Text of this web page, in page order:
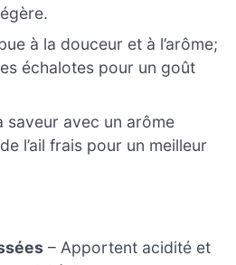
à la douceur et à l’arôme;
échalotes pour un goût
saveur avec un arôme
l’ail frais pour un meilleur
– Apportent acidité et